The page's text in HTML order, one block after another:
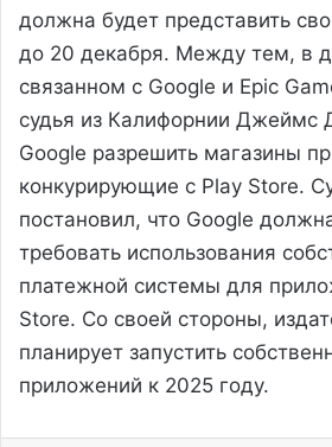
должна будет представить
до 20 декабря. Между тем, в
связанном с Google и Epic
судья из Калифорнии Джеймс
Google разрешить магазины
конкурирующие с Play Store.
постановил, что Google
требовать использования
платежной системы для
Store. Со своей стороны,
планирует запустить
приложений к 2025 году.